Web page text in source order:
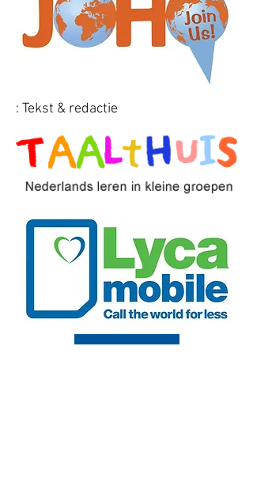
: Tekst & redactie